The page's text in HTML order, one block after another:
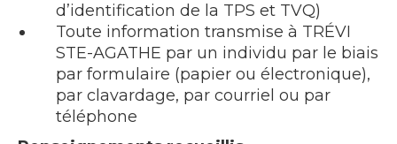
d’identification de la TPS et TVQ)
Toute information transmise à TRÉVI
STE-AGATHE par un individu par le biais
par formulaire (papier ou électronique),
par clavardage, par courriel ou par
téléphone